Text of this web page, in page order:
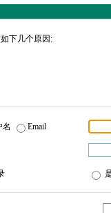
下几个原因:
名 Email